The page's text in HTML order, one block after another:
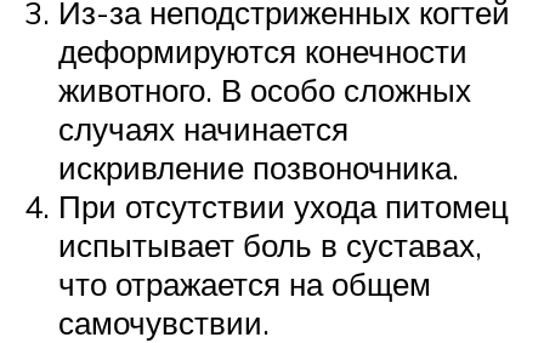
Из-за неподстриженных когтей
деформируются конечности
животного. В особо сложных
случаях начинается
искривление позвоночника.
При отсутствии ухода питомец
испытывает боль в суставах,
что отражается на общем
самочувствии.